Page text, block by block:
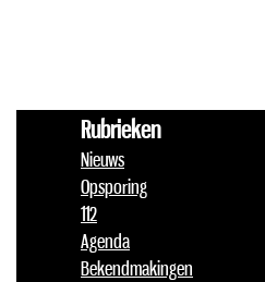
Rubrieken
Nieuws
Opsporing
112
Agenda
Bekendmakingen